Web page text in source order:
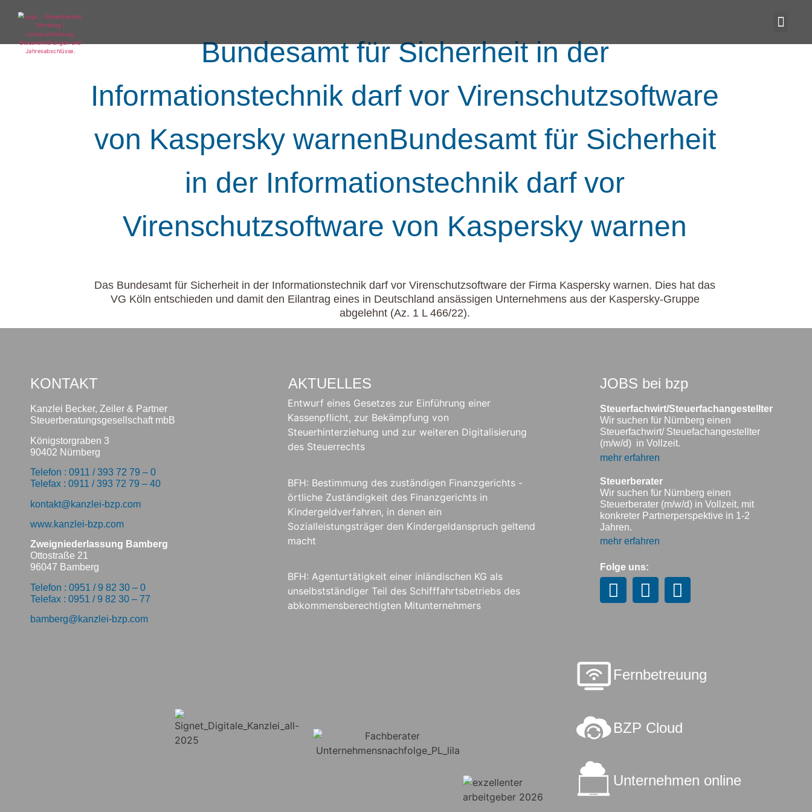
Bundesamt für Sicherheit in der
Informationstechnik darf vor Virenschutzsoftware
von Kaspersky warnenBundesamt für Sicherheit
in der Informationstechnik darf vor
Virenschutzsoftware von Kaspersky warnen
Das Bundesamt für Sicherheit in der Informationstechnik darf vor Virenschutzsoftware der Firma Kaspersky warnen. Dies hat das
VG Köln entschieden und damit den Eilantrag eines in Deutschland ansässigen Unternehmens aus der Kaspersky-Gruppe
abgelehnt (Az. 1 L 466/22).
KONTAKT
Kanzlei Becker, Zeiler & Partner
Steuerberatungsgesellschaft mbB
Königstorgraben 3
90402 Nürnberg
Telefon : 0911 / 393 72 79 – 0
Telefax : 0911 / 393 72 79 – 40
kontakt@kanzlei-bzp.com
www.kanzlei-bzp.com
Zweigniederlassung Bamberg
Ottostraße 21
96047 Bamberg
Telefon : 0951 / 9 82 30 – 0
Telefax : 0951 / 9 82 30 – 77
bamberg@kanzlei-bzp.com
AKTUELLES
Entwurf eines Gesetzes zur Einführung einer
Kassenpflicht, zur Bekämpfung von
Steuerhinterziehung und zur weiteren Digitalisierung
des Steuerrechts
BFH: Bestimmung des zuständigen Finanzgerichts -
örtliche Zuständigkeit des Finanzgerichts in
Kindergeldverfahren, in denen ein
Sozialleistungsträger den Kindergeldanspruch geltend
macht
BFH: Agenturtätigkeit einer inländischen KG als
unselbstständiger Teil des Schifffahrtsbetriebs des
abkommensberechtigten Mitunternehmers
JOBS bei bzp
Steuerfachwirt/Steuerfachangestellter
Wir suchen für Nürnberg einen
Steuerfachwirt/ Steuefachangestellter
(m/w/d) in Vollzeit.
mehr erfahren
Steuerberater
Wir suchen für Nürnberg einen
Steuerberater (m/w/d) in Vollzeit, mit
konkreter Partnerperspektive in 1-2
Jahren.
mehr erfahren
Folge uns:
Fernbetreuung
BZP Cloud
Unternehmen online